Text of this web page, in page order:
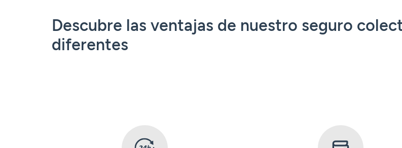
Descubre las ventajas de nuestro seguro
diferentes